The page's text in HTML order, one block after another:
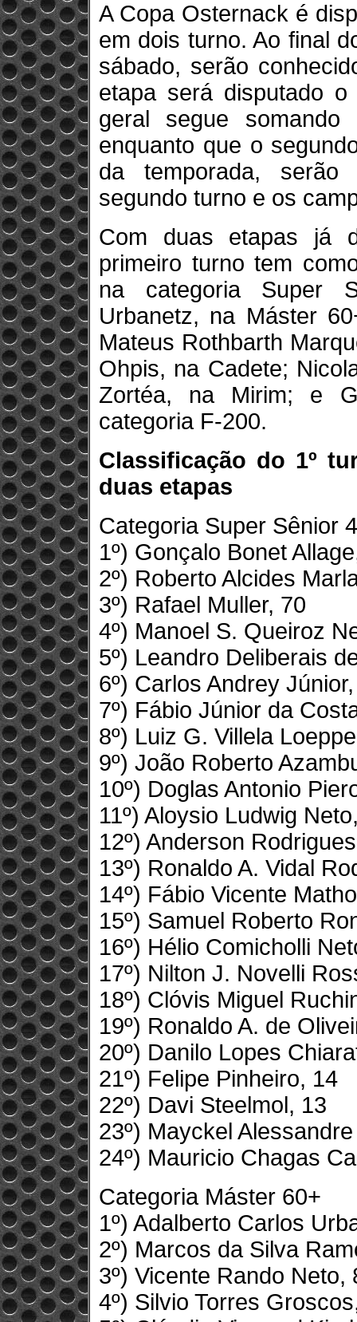
A Copa Osternack é
em dois turno. Ao final
sábado, serão
etapa será disputado o
geral segue
enquanto que o
da temporada, serão
segundo turno e os
Com duas etapas já
primeiro turno tem
na categoria Super
Urbanetz, na Máster
Mateus Rothbarth
Ohpis, na Cadete;
Zortéa, na Mirim; e
categoria F-200.
Classificação do 1º
duas etapas
Categoria Super Sênior
1º) Gonçalo Bonet
2º) Roberto Alcides
3º) Rafael Muller, 70
4º) Manoel S. Queiroz
5º) Leandro Deliberais
6º) Carlos Andrey
7º) Fábio Júnior da
8º) Luiz G. Villela
9º) João Roberto
10º) Doglas Antonio
11º) Aloysio Ludwig
12º) Anderson
13º) Ronaldo A. Vidal
14º) Fábio Vicente
15º) Samuel Roberto
16º) Hélio Comicholli
17º) Nilton J. Novelli
18º) Clóvis Miguel
19º) Ronaldo A. de
20º) Danilo Lopes
21º) Felipe Pinheiro, 14
22º) Davi Steelmol, 13
23º) Mayckel
24º) Mauricio Chagas
Categoria Máster 60+
1º) Adalberto Carlos
2º) Marcos da Silva
3º) Vicente Rando Neto,
4º) Silvio Torres